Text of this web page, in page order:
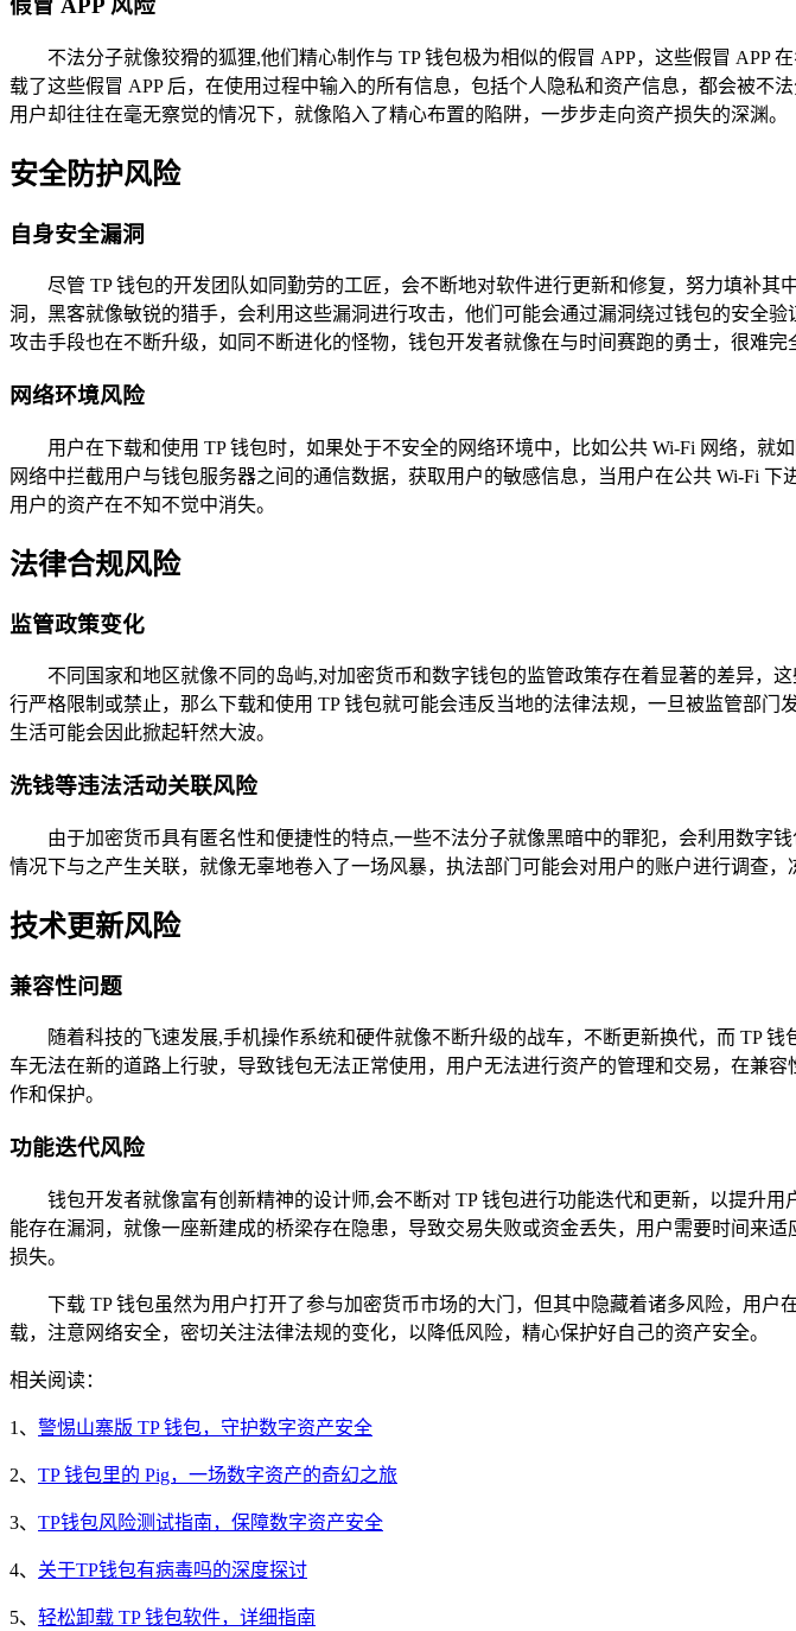
假冒 APP 风险
不法分子就像狡猾的狐狸,他们精心制作与 TP 钱包极为相似的假冒 APP，这些假冒
载了这些假冒 APP 后，在使用过程中输入的所有信息，包括个人隐私和资产信息，都会被
用户却往往在毫无察觉的情况下，就像陷入了精心布置的陷阱，一步步走向资产损失的深渊。
安全防护风险
自身安全漏洞
尽管 TP 钱包的开发团队如同勤劳的工匠，会不断地对软件进行更新和修复，努力填补
洞，黑客就像敏锐的猎手，会利用这些漏洞进行攻击，他们可能会通过漏洞绕过钱包的安全
攻击手段也在不断升级，如同不断进化的怪物，钱包开发者就像在与时间赛跑的勇士，很难完
网络环境风险
用户在下载和使用 TP 钱包时，如果处于不安全的网络环境中，比如公共 Wi-Fi 网络，
网络中拦截用户与钱包服务器之间的通信数据，获取用户的敏感信息，当用户在公共 Wi-Fi
用户的资产在不知不觉中消失。
法律合规风险
监管政策变化
不同国家和地区就像不同的岛屿,对加密货币和数字钱包的监管政策存在着显著的差异，
行严格限制或禁止，那么下载和使用 TP 钱包就可能会违反当地的法律法规，一旦被监管部
生活可能会因此掀起轩然大波。
洗钱等违法活动关联风险
由于加密货币具有匿名性和便捷性的特点,一些不法分子就像黑暗中的罪犯，会利用数字
情况下与之产生关联，就像无辜地卷入了一场风暴，执法部门可能会对用户的账户进行调查
技术更新风险
兼容性问题
随着科技的飞速发展,手机操作系统和硬件就像不断升级的战车，不断更新换代，而 TP
车无法在新的道路上行驶，导致钱包无法正常使用，用户无法进行资产的管理和交易，在兼
作和保护。
功能迭代风险
钱包开发者就像富有创新精神的设计师,会不断对 TP 钱包进行功能迭代和更新，以提升用
能存在漏洞，就像一座新建成的桥梁存在隐患，导致交易失败或资金丢失，用户需要时间来
损失。
下载 TP 钱包虽然为用户打开了参与加密货币市场的大门，但其中隐藏着诸多风险，用
载，注意网络安全，密切关注法律法规的变化，以降低风险，精心保护好自己的资产安全。
相关阅读：
1、 警惕山寨版 TP 钱包，守护数字资产安全
2、 TP 钱包里的 Pig，一场数字资产的奇幻之旅
3、 TP钱包风险测试指南，保障数字资产安全
4、 关于TP钱包有病毒吗的深度探讨
5、 轻松卸载 TP 钱包软件，详细指南